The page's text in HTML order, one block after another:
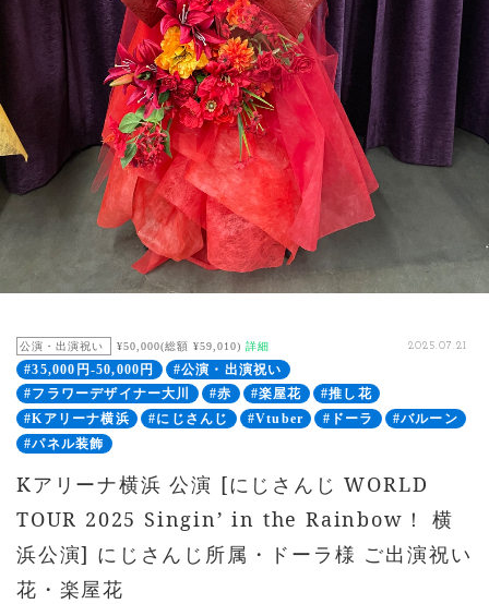
公演・出演祝い ¥50,000(総額 ¥59,010) 詳細 2025.07.21
#35,000円-50,000円
#公演・出演祝い
#フラワーデザイナー大川
#赤 #楽屋花
#推し花
#Kアリーナ横浜
#にじさんじ #Vtuber #ドーラ
#バルーン
#パネル装飾
Kアリーナ横浜 公演 [にじさんじ WORLD
TOUR 2025 Singin’ in the Rainbow！ 横
浜公演] にじさんじ所属・ドーラ様 ご出演祝い
花・楽屋花